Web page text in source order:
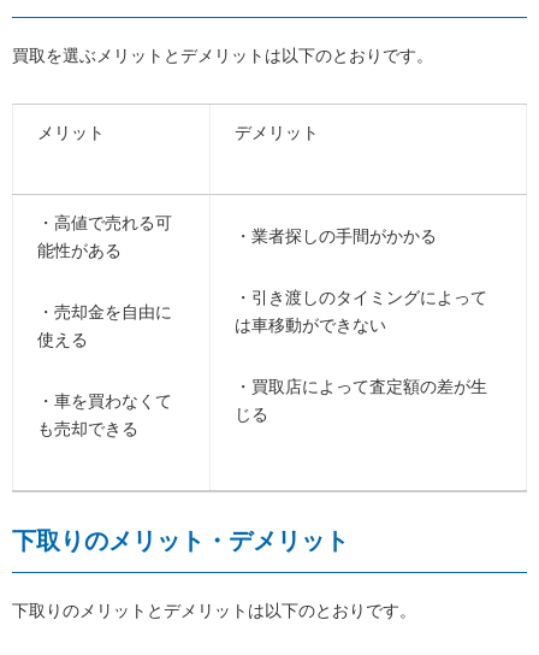
買取を選ぶメリットとデメリットは以下のとおりです。
メリット デメリット
・高値で売れる可
能性がある
・売却金を自由に
使える
・車を買わなくて
も売却できる
・業者探しの手間がかかる
・引き渡しのタイミングによって
は車移動ができない
・買取店によって査定額の差が生
じる
下取りのメリット・デメリット
下取りのメリットとデメリットは以下のとおりです。